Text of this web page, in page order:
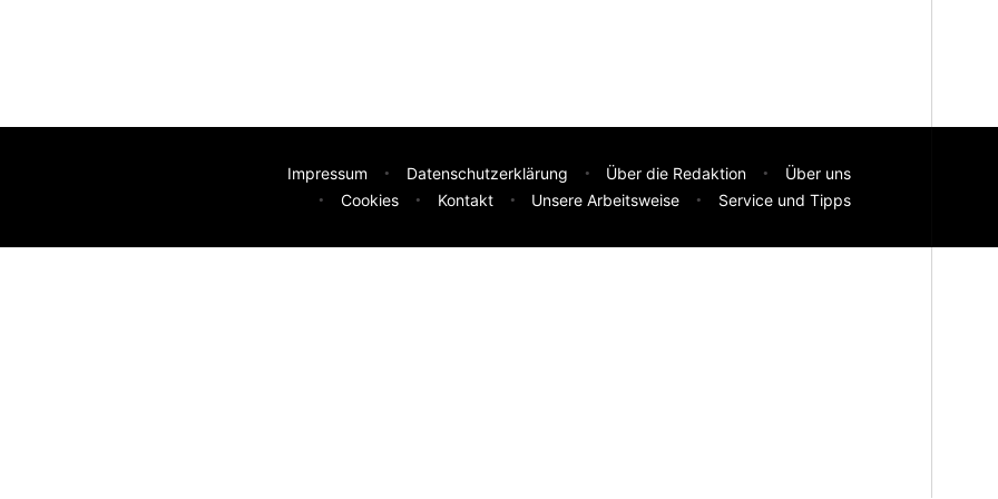
Impressum Datenschutzerklärung Über die Redaktion
Über uns
Cookies
Kontakt Unsere Arbeitsweise Service und Tipps